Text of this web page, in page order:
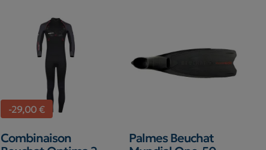
-29,00 €
Combinaison
Palmes Beuchat